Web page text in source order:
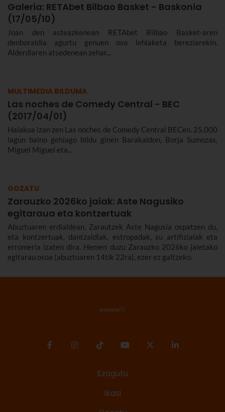
Galeria: RETAbet Bilbao Basket - Baskonia
(17/05/10)
Joan den asteazkenean RETAbet Bilbao Basket-aren
denboraldia agurtu genuen oso lehiaketa bereziarekin.
Alderdiaren atsedenean zehar...
MULTIMEDIA BILDUMA
Las noches de Comedy Central - BEC
(2017/04/01)
Halakoa izan zen Las noches de Comedy Central BECen. 25.000
lagun baino gehiago bildu ginen Barakaldon, Borja Sumozas,
Miguel Miguel eta...
GOZATU
Zarauzko 2026ko jaiak: Aste Nagusiko
egitaraua eta kontzertuak
Abuztuaren erdialdean, Zarautzek Aste Nagusia ospatzen du,
eta kontzertuak, dantzaldiak, estropadak, su artifizialak eta
erromeria izaten dira. Hemen duzu Zarauzko 2026ko jaietako
egitarau osoa (abuztuaren 14tik 22ra), ezer ez galtzeko.
Ezagutu
Ikasi